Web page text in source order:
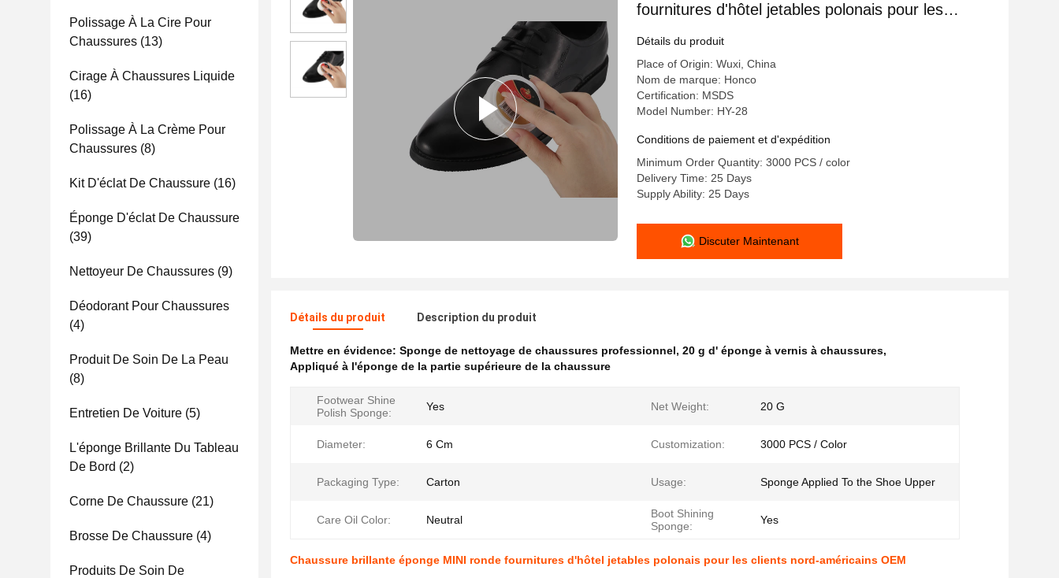
Polissage À La Cire Pour
Chaussures (13)
Cirage À Chaussures Liquide
(16)
Polissage À La Crème Pour
Chaussures (8)
Kit D'éclat De Chaussure (16)
Éponge D'éclat De Chaussure
(39)
Nettoyeur De Chaussures (9)
Déodorant Pour Chaussures
(4)
Produit De Soin De La Peau
(8)
Entretien De Voiture (5)
L'éponge Brillante Du Tableau
De Bord (2)
Corne De Chaussure (21)
Brosse De Chaussure (4)
Produits De Soin De
fournitures d'hôtel jetables polonais pour les
Détails du produit
Place of Origin: Wuxi, China
Nom de marque: Honco
Certification: MSDS
Model Number: HY-28
Conditions de paiement et d'expédition
Minimum Order Quantity: 3000 PCS / color
Delivery Time: 25 Days
Supply Ability: 25 Days
Discuter Maintenant
Détails du produit Description du produit
Mettre en évidence: Sponge de nettoyage de chaussures professionnel, 20 g d' éponge à vernis à chaussures,
Appliqué à l'éponge de la partie supérieure de la chaussure
Footwear Shine
Polish Sponge:
Yes Net Weight: 20 G
Diameter: 6 Cm Customization: 3000 PCS / Color
Packaging Type: Carton Usage: Sponge Applied To the Shoe Upper
Care Oil Color: Neutral
Boot Shining
Sponge:
Yes
Chaussure brillante éponge MINI ronde fournitures d'hôtel jetables polonais pour les clients nord-américains OEM